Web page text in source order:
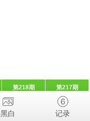
第218期 第217期
黑白 记录